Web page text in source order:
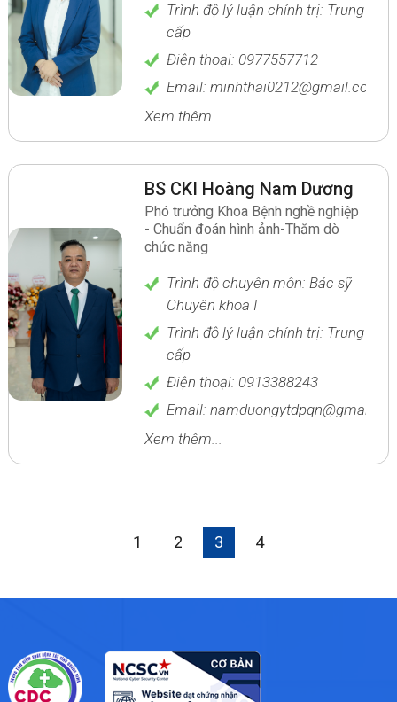
Trình độ lý luận chính trị: Trung
cấp
Điện thoại: 0977557712
Email: minhthai0212@gmail.com
Xem thêm...
BS CKI Hoàng Nam Dương
Phó trưởng Khoa Bệnh nghề nghiệp
- Chuẩn đoán hình ảnh-Thăm dò
chức năng
Trình độ chuyên môn: Bác sỹ
Chuyên khoa I
Trình độ lý luận chính trị: Trung
cấp
Điện thoại: 0913388243
Email:
Xem thêm...
1 2 3 4